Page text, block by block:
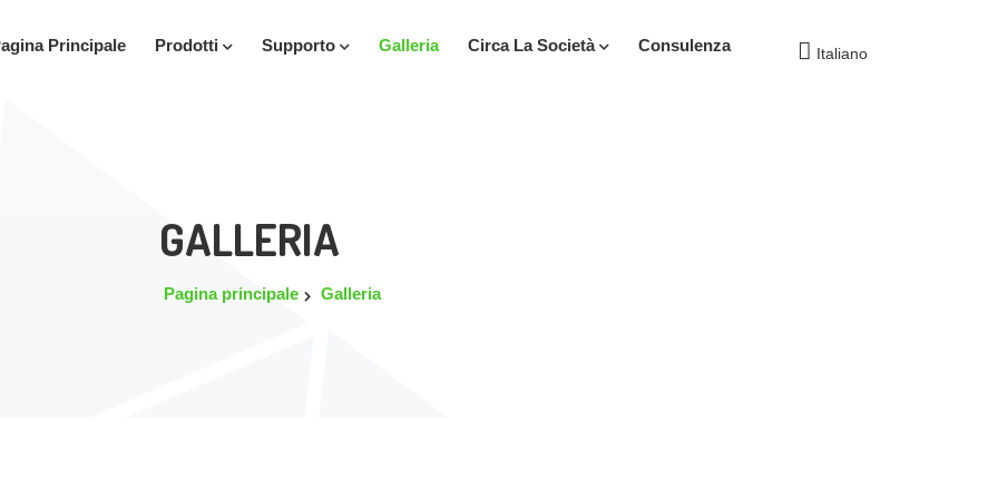
Principale Prodotti Supporto Galleria Circa La Società Consulenza Italiano
GALLERIA
Pagina principale Galleria